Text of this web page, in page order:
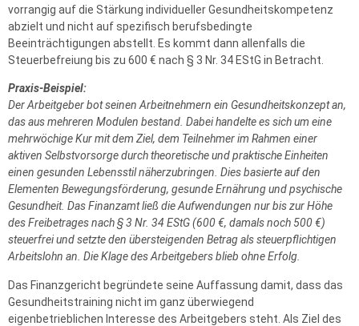
vorrangig auf die Stärkung individueller Gesundheitskompetenz
abzielt und nicht auf spezifisch berufsbedingte
Beeinträchtigungen abstellt. Es kommt dann allenfalls die
Steuerbefreiung bis zu 600 € nach § 3 Nr. 34 EStG in Betracht.
Praxis-Beispiel:
Der Arbeitgeber bot seinen Arbeitnehmern ein Gesundheitskonzept an,
das aus mehreren Modulen bestand. Dabei handelte es sich um eine
mehrwöchige Kur mit dem Ziel, dem Teilnehmer im Rahmen einer
aktiven Selbstvorsorge durch theoretische und praktische Einheiten
einen gesunden Lebensstil näherzubringen. Dies basierte auf den
Elementen Bewegungsförderung, gesunde Ernährung und psychische
Gesundheit. Das Finanzamt ließ die Aufwendungen nur bis zur Höhe
des Freibetrages nach § 3 Nr. 34 EStG (600 €, damals noch 500 €)
steuerfrei und setzte den übersteigenden Betrag als steuerpflichtigen
Arbeitslohn an. Die Klage des Arbeitgebers blieb ohne Erfolg.
Das Finanzgericht begründete seine Auffassung damit, dass das
Gesundheitstraining nicht im ganz überwiegend
eigenbetrieblichen Interesse des Arbeitgebers steht. Als Ziel des